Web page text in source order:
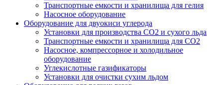
Транспортные емкости и хранилища для гелия
Насосное оборудование
Оборудование для двуокиси углерода
Установки для производства СО2 и сухого льда
Транспортные емкости и хранилища для CO2
Насосное, компрессорное и холодильное
оборудование
Углекислотные газификаторы
Установки для очистки сухим льдом